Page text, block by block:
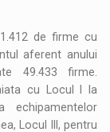
de firme cu
aferent anului
49.433 firme.
cu Locul I la
echipamentelor
Locul III, pentru